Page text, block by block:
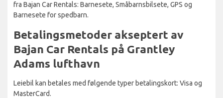
fra Bajan Car Rentals: Barnesete, Småbarnsbilsete, GPS og
Barnesete for spedbarn.
Betalingsmetoder akseptert av
Bajan Car Rentals på Grantley
Adams lufthavn
Leiebil kan betales med følgende typer betalingskort: Visa og
MasterCard.